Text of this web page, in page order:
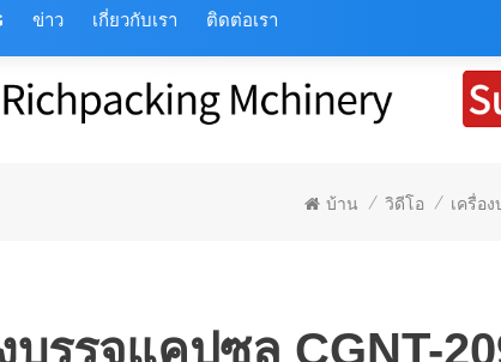
ข่าว เกี่ยวกับเรา ติดต่อเรา
บ้าน / วิดีโอ / เครื่อ
บรรจุแคปซูล CGNT-